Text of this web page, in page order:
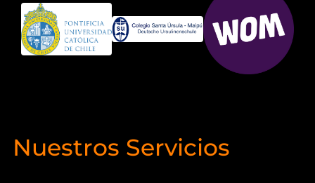
Nuestros Servicios